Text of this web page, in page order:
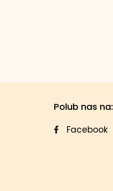
Polub nas na:
Facebook